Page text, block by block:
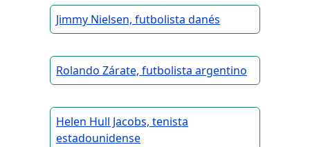
Jimmy Nielsen, futbolista danés
Rolando Zárate, futbolista argentino
Helen Hull Jacobs, tenista
estadounidense